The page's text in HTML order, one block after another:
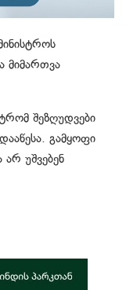
მიმართვა
შეზღუდვები
გამყოფი
უშვებენ